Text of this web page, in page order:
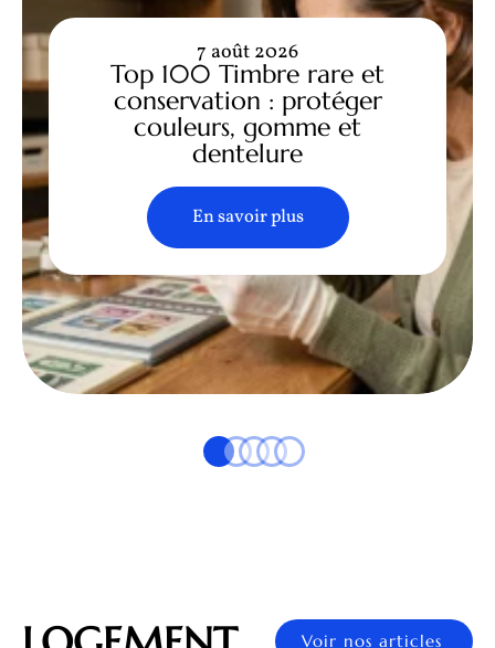
Top 100 Timbre rare et
conservation : protéger
couleurs, gomme et
dentelure
7 août 2026
En savoir plus
Voir nos articles